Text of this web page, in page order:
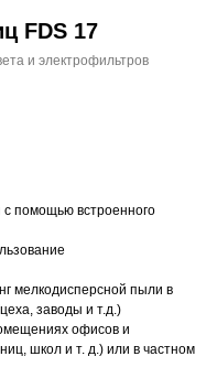
FDS 17
и электрофильтров
с помощью встроенного
мелкодисперсной пыли в
заводы и т.д.)
офисов и
школ и т. д.) или в частном